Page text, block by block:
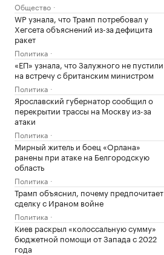
Общество
WP узнала, что Трамп потребовал у
Хегсета объяснений из-за дефицита
ракет
Политика
«ЕП» узнала, что Залужного не пустили
на встречу с британским министром
Политика
Ярославский губернатор сообщил о
перекрытии трассы на Москву из-за
атаки
Политика
Мирный житель и боец «Орлана»
ранены при атаке на Белгородскую
область
Политика
Трамп объяснил, почему предпочитает
сделку с Ираном войне
Политика
Киев раскрыл «колоссальную сумму»
бюджетной помощи от Запада с 2022
года